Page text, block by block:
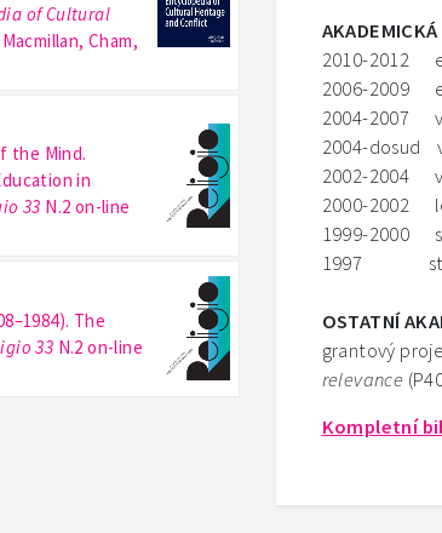
of Cultural
Cham,
the Mind.
in
33 N.2 on-line
The
33 N.2 on-line
AKADEMICKÁ
2010-2012
2006-2009
2004-2007
2004-dosud
2002-2004
2000-2002
1999-2000
1997 stáž
OSTATNÍ
grantový
relevance
Kompletní